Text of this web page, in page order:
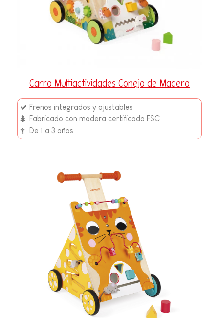
Carro Multiactividades Conejo de Madera
Frenos integrados y ajustables
Fabricado con madera certificada FSC
De 1 a 3 años